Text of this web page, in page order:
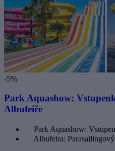
-5%
Park Aquashow:
Albufeiře
Park Aquashow:
Albufeira: